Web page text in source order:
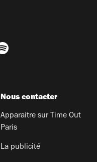
Nous contacter
Apparaitre sur Time Out
Paris
La publicité